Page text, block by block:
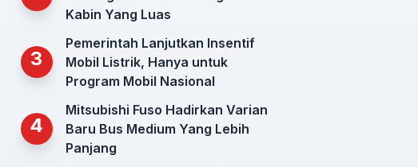
Kabin Yang Luas
3
Pemerintah Lanjutkan Insentif
Mobil Listrik, Hanya untuk
Program Mobil Nasional
4
Mitsubishi Fuso Hadirkan Varian
Baru Bus Medium Yang Lebih
Panjang